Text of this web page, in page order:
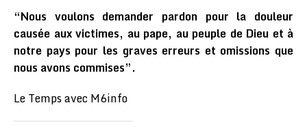
“Nous voulons demander pardon pour la douleur
causée aux victimes, au pape, au peuple de Dieu et à
notre pays pour les graves erreurs et omissions que
nous avons commises”.
Le Temps avec M6info